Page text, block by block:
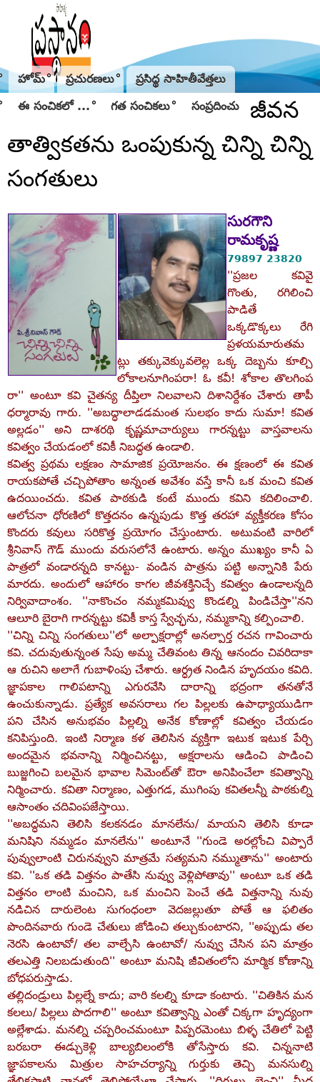
హోమ్ ప్రచురణలు ప్రసిద్థ సాహితీవేత్తలు
ఈ సంచికలో ... గత సంచికలు సంప్రదించు
జీవన
తాత్వికతను ఒంపుకున్న చిన్ని చిన్ని
సంగతులు
సురగౌని
రామకృష్ణ
79897 23820
''ప్రజల కవివై
గొంతు, రగిలించి
పాడితే
ఒక్కడొక్కలు రేగి
ప్రళయమారుతమ
ట్లు తక్కువెక్కువలెల్ల ఒక్క దెబ్బను కూల్చి
లోకాలనూగింపరా! ఓ కవీ! శోకాల తొలగింప
రా'' అంటూ కవి చైతన్య దీప్తిలా నిలవాలని దిశానిర్దేశం చేశారు తాపీ
ధర్మారావు గారు. ''అబద్ధాలాడడమంత సులభం కాదు సుమా! కవిత
అల్లడం'' అని దాశరథి కృష్ణమాచార్యులు గారన్నట్టు వాస్తవాలను
కవిత్వం చేయడంలో కవికీ నిబద్ధత ఉండాలి.
కవిత్వ ప్రథమ లక్షణం సామాజిక ప్రయోజనం. ఈ క్షణంలో ఈ కవిత
రాయకపోతే చచ్చిపోతాం అన్నంత అవేశం వస్తే కానీ ఒక మంచి కవిత
ఉదయించదు. కవిత పాఠకుడి కంటే ముందు కవిని కదిలించాలి.
ఆలోచనా ధోరణిలో కొత్తదనం ఉన్నపుడు కొత్త తరహా వ్యక్తీకరణ కోసం
కొందరు కవులు సరికొత్త ప్రయోగం చేస్తుంటారు. అటువంటి వారిలో
శ్రీనివాస్‌ గౌడ్‌ ముందు వరుసలోనే ఉంటారు. అన్నం ముఖ్యం కానీ ఏ
పాత్రలో వండారన్నది కానట్టు- వండిన పాత్రను పట్టి అన్నానికి పేరు
మారదు. అందులో ఆహారం కాగల జీవశక్తినిచ్చే కవిత్వం ఉండాలన్నది
నిర్వివాదాంశం. ''నాకొంచం నమ్మకమివ్వు కొండల్ని పిండిచేస్తా''నని
ఆలూరి బైరాగి గారన్నట్టు కవికీ కాస్త స్వేచ్ఛను, నమ్మకాన్ని కల్పించాలి.
''చిన్ని చిన్ని సంగతులు''లో అల్పాక్షరాల్లో అనల్పార్త రచన గావించారు
కవి. చదువుతున్నంత సేపు అమ్మ చేతివంట తిన్న ఆనందం చివరిదాకా
ఆ రుచిని అలాగే గుబాళింపు చేశారు. ఆర్ధ్రత నిండిన హృదయం కవిది.
జ్ఞాపకాల గాలిపటాన్ని ఎగురవేసి దారాన్ని భద్రంగా తనతోనే
ఉంచుకున్నాడు. ప్రత్యేక అవసరాలు గల పిల్లలకు ఉపాధ్యాయుడిగా
పని చేసిన అనుభవం పిల్లల్ని అనేక కోణాల్లో కవిత్వం చేయడం
కనిపిస్తుంది. ఇంటి నిర్మాణ కళ తెలిసిన వ్యక్తిగా ఇటుక ఇటుక పేర్చి
అందమైన భవనాన్ని నిర్మించినట్టు, అక్షరాలను ఆడించి పాడించి
బుజ్జగించి బలమైన భావాల సిమెంట్‌తో ఔరా అనిపించేలా కవిత్వాన్ని
నిర్మించారు. కవితా నిర్మాణం, ఎత్తుగడ, ముగింపు కవితలన్నీ పాఠకుల్ని
ఆసాంతం చదివింపజేస్తాయి.
''అబద్ధమని తెలిసి కలకనడం మానలేను/ మాయని తెలిసి కూడా
మనిషిని నమ్మడం మానలేను'' అంటూనే ''గుండె అరల్లోంచి విప్పారే
పువ్వులాంటి చిరునవ్వుని మాత్రమే సత్యమని నమ్ముతాను'' అంటారు
కవి. ''ఒక తడి విత్తనం పాతేసి నువ్వు వెళ్లిపోతావు'' అంటూ ఒక తడి
విత్తనం లాంటి మంచిని, ఒక మంచిని పెంచే తడి విత్తనాన్ని నువు
నడిచిన దారులెంట సుగంధంలా వెదజల్లుతూ పోతే ఆ ఫలితం
పొందినవారు గుండె చేతులు జోడించి తల్చుకుంటారని, ''అప్పుడు తల
నెరసి ఉంటావో/ తల వాల్చేసి ఉంటావో/ నువ్వు చేసిన పని మాత్రం
తలఎత్తి నిలబడుతుంది'' అంటూ మనిషి జీవితంలోని మార్మిక కోణాన్ని
బోధపరుస్తాడు.
తల్లిదండ్రులు పిల్లల్నే కాదు; వారి కలల్ని కూడా కంటారు. ''చితికిన మన
కలలు/ పిల్లలు పొదగాలి'' అంటూ కవిత్వాన్ని ఎంతో చిక్కగా హృద్యంగా
అల్లేశాడు. మనల్ని చప్పరించమంటూ పిప్పరమెంటు బిళ్ళ చేతిలో పెట్టి
బరబరా ఈడ్చుకెళ్లి బాల్యబిలంలోకి తోసేస్తారు కవి. చిన్ననాటి
జ్ఞాపకాలను మిత్రుల సాహచర్యాన్ని గుర్తుకు తెచ్చి మనసుల్ని